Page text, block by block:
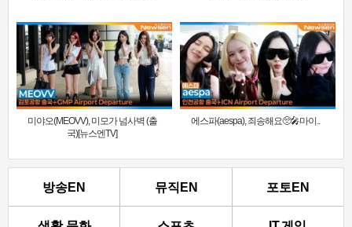
미야오(MEOVV), 미모가 넘사벽 (출
국)[뉴스엔TV]
에스파(aespa), 죄송해요🥺🎤마이..
방송EN 뮤직EN 포토EN